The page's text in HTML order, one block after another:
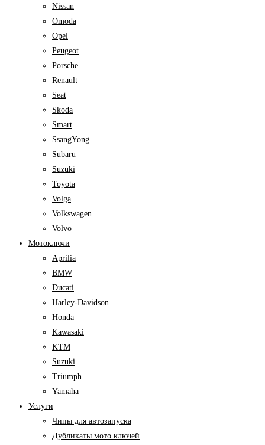
Nissan
Omoda
Opel
Peugeot
Porsche
Renault
Seat
Skoda
Smart
SsangYong
Subaru
Suzuki
Toyota
Volga
Volkswagen
Volvo
Мотоключи
Aprilia
BMW
Ducati
Harley-Davidson
Honda
Kawasaki
KTM
Suzuki
Triumph
Yamaha
Услуги
Чипы для автозапуска
Дубликаты мото ключей